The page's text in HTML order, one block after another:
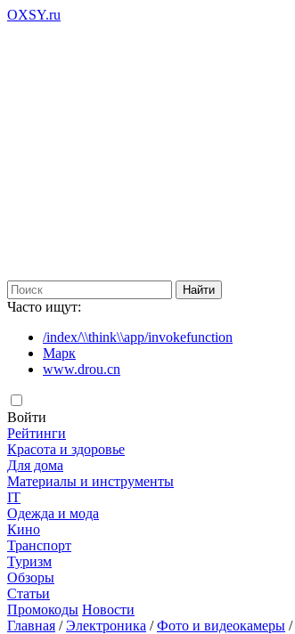
OXSY.ru
Часто ищут:
/index/\\think\\app/invokefunction
Марк
www.drou.cn
Войти
Рейтинги
Красота и здоровье
Для дома
Материалы и инструменты
IT
Одежда и мода
Кино
Транспорт
Туризм
Обзоры
Статьи
Промокоды Новости
Главная /Электроника /Фото и видеокамеры /